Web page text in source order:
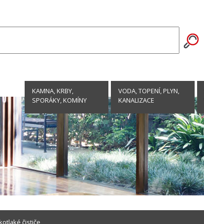
KAMNA, KRBY,
SPORÁKY, KOMÍNY
VODA, TOPENÍ, PLYN,
KANALIZACE
čističe